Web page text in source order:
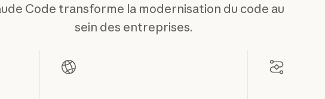
Code transforme la modernisation du code au
sein des entreprises.